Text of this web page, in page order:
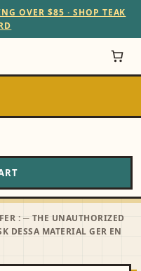
OVER $85 · SHOP TEAK
: ─ THE UNAUTHORIZED
DESSA MATERIAL GER EN